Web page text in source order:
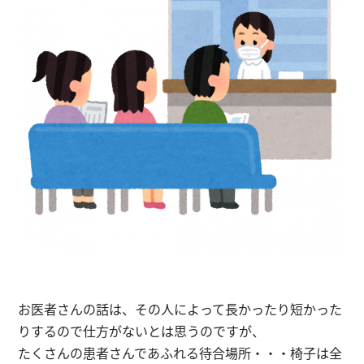
お医者さんの話は、その人によって長かったり短かった
りするので仕方がないとは思うのですが、
たくさんの患者さんであふれる待合場所・・・椅子は全